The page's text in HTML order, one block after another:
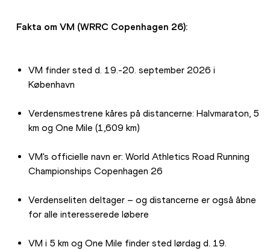
Fakta om VM (WRRC Copenhagen 26):
VM finder sted d. 19.-20. september 2026 i
København
Verdensmestrene kåres på distancerne: Halvmaraton, 5
km og One Mile (1,609 km)
VM's officielle navn er: World Athletics Road Running
Championships Copenhagen 26
Verdenseliten deltager – og distancerne er også åbne
for alle interesserede løbere
VM i 5 km og One Mile finder sted lørdag d. 19.